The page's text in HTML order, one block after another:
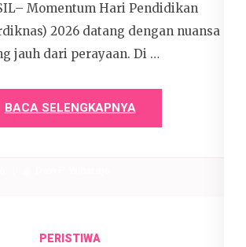
Momentum Hari Pendidikan
2026 datang dengan nuansa
jauh dari perayaan. Di …
BACA SELENGKAPNYA
PERISTIWA